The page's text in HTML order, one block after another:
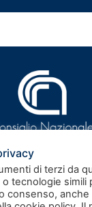
ISSN 2281-9339
di terzi da
tecnologie simili
consenso, anche